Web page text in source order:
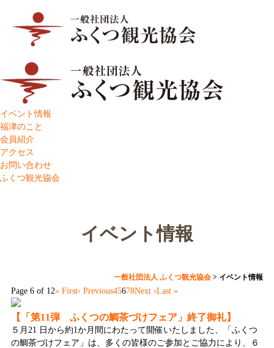
イベント情報
福津のこと
会員紹介
アクセス
お問い合わせ
ふくつ観光協会
イベント情報
一般社団法人 ふくつ観光協会 > イベント情報
Page 6 of 12« First‹ Previous45678Next ›Last »
【「第11弾 ふくつの鯛茶づけフェア」終了御礼】
５月21 日から約1か月間にわたって開催いたしました、「ふくつ
の鯛茶づけフェア」は、多くの皆様のご参加とご協力により、６